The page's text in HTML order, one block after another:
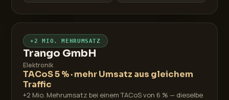
+2 MIO. MEHRUMSATZ
Trango GmbH
Elektronik
TACoS 5 % · mehr Umsatz aus gleichem
Traffic
+2 Mio. Mehrumsatz bei einem TACoS von 6 % — dieselbe